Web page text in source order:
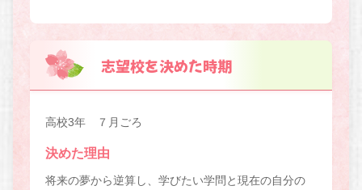
志望校を決めた時期
高校3年 ７月ごろ
決めた理由
将来の夢から逆算し、学びたい学問と現在の自分の